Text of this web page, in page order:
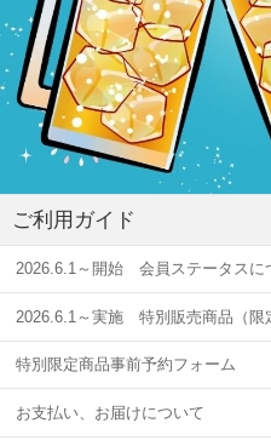
ご利用ガイド
2026.6.1～開始 会員ステータスに
2026.6.1～実施 特別販売商品（限
特別限定商品事前予約フォーム
お支払い、お届けについて